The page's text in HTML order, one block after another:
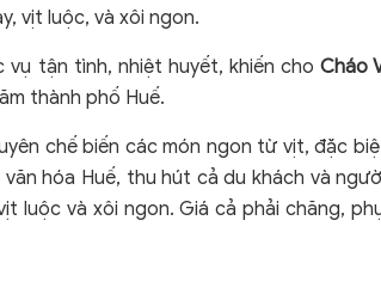
vịt luộc, và xôi ngon.
vụ tận tình, nhiệt huyết, khiến choCháo
thành phố Huế.
chế biến các món ngon từ vịt, đặc
hóa Huế, thu hút cả du khách và
luộc và xôi ngon. Giá cả phải chăng,